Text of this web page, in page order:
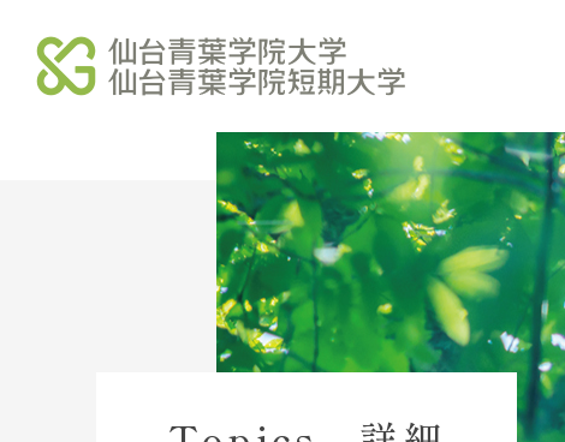
学校法人北杜学園
北杜学園 総合サイト
北杜学園 総合案内
北杜学園 事業・財務報告
北杜学園 諸規程